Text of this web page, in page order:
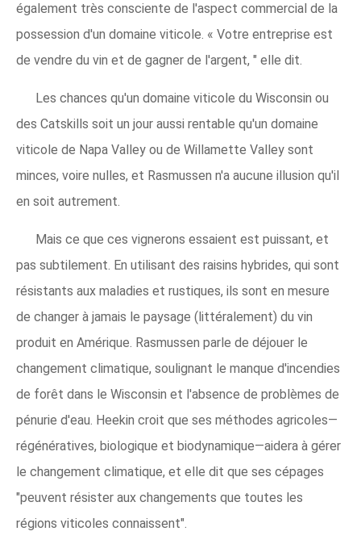
également très consciente de l'aspect commercial de la
possession d'un domaine viticole. « Votre entreprise est
de vendre du vin et de gagner de l'argent, " elle dit.
Les chances qu'un domaine viticole du Wisconsin ou
des Catskills soit un jour aussi rentable qu'un domaine
viticole de Napa Valley ou de Willamette Valley sont
minces, voire nulles, et Rasmussen n'a aucune illusion qu'il
en soit autrement.
Mais ce que ces vignerons essaient est puissant, et
pas subtilement. En utilisant des raisins hybrides, qui sont
résistants aux maladies et rustiques, ils sont en mesure
de changer à jamais le paysage (littéralement) du vin
produit en Amérique. Rasmussen parle de déjouer le
changement climatique, soulignant le manque d'incendies
de forêt dans le Wisconsin et l'absence de problèmes de
pénurie d'eau. Heekin croit que ses méthodes agricoles—
régénératives, biologique et biodynamique—aidera à gérer
le changement climatique, et elle dit que ses cépages
"peuvent résister aux changements que toutes les
régions viticoles connaissent".